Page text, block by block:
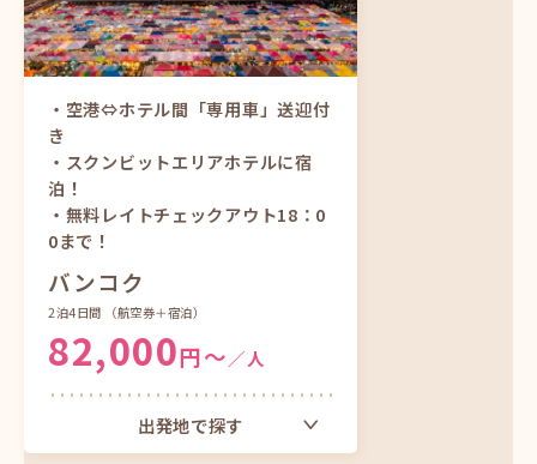
・空港⇔ホテル間「専用車」送迎付
き
・スクンビットエリアホテルに宿
泊！
・無料レイトチェックアウト18：0
0まで！
バンコク
2泊4日間 （航空券＋宿泊）
82,000円〜／人
出発地で探す